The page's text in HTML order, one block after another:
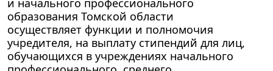
образования Томской области
осуществляет функции и полномочия
учредителя, на выплату стипендий для лиц,
обучающихся в учреждениях начального